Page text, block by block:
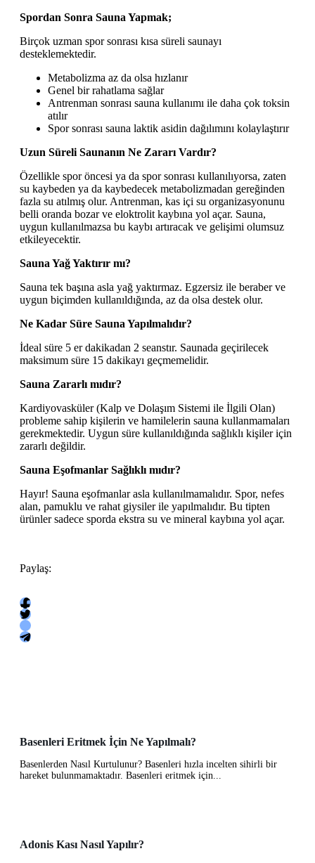
Spordan Sonra Sauna Yapmak;
Birçok uzman spor sonrası kısa süreli saunayı
desteklemektedir.
Metabolizma az da olsa hızlanır
Genel bir rahatlama sağlar
Antrenman sonrası sauna kullanımı ile daha çok toksin
atılır
Spor sonrası sauna laktik asidin dağılımını kolaylaştırır
Uzun Süreli Saunanın Ne Zararı Vardır?
Özellikle spor öncesi ya da spor sonrası kullanılıyorsa, zaten
su kaybeden ya da kaybedecek metabolizmadan gereğinden
fazla su atılmış olur. Antrenman, kas içi su organizasyonunu
belli oranda bozar ve eloktrolit kaybına yol açar. Sauna,
uygun kullanılmazsa bu kaybı artıracak ve gelişimi olumsuz
etkileyecektir.
Sauna Yağ Yaktırır mı?
Sauna tek başına asla yağ yaktırmaz. Egzersiz ile beraber ve
uygun biçimden kullanıldığında, az da olsa destek olur.
Ne Kadar Süre Sauna Yapılmalıdır?
İdeal süre 5 er dakikadan 2 seanstır. Saunada geçirilecek
maksimum süre 15 dakikayı geçmemelidir.
Sauna Zararlı mıdır?
Kardiyovasküler (Kalp ve Dolaşım Sistemi ile İlgili Olan)
probleme sahip kişilerin ve hamilelerin sauna kullanmamaları
gerekmektedir. Uygun süre kullanıldığında sağlıklı kişiler için
zararlı değildir.
Sauna Eşofmanlar Sağlıklı mıdır?
Hayır! Sauna eşofmanlar asla kullanılmamalıdır. Spor, nefes
alan, pamuklu ve rahat giysiler ile yapılmalıdır. Bu tipten
ürünler sadece sporda ekstra su ve mineral kaybına yol açar.
Paylaş:
Basenleri Eritmek İçin Ne Yapılmalı?
Basenlerden Nasıl Kurtulunur? Basenleri hızla incelten sihirli bir
hareket bulunmamaktadır. Basenleri eritmek için...
Adonis Kası Nasıl Yapılır?